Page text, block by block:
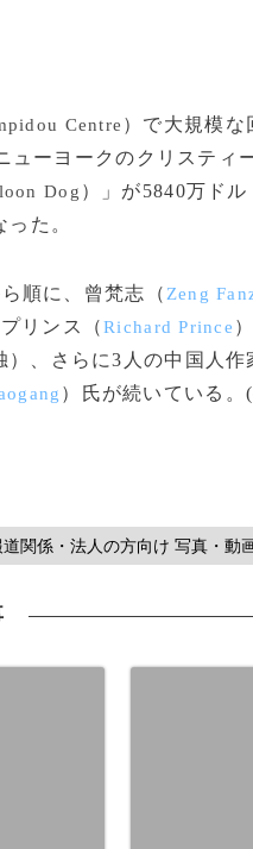
Centre ）で大規模な
ューヨークのクリスティ
Dog ）」が5840万ド
た。
順に、曾梵志（ Zeng
リンス（Richard Prince
）、さらに3人の中国人
）氏が続いている
道関係・法人の方向け 写真・動